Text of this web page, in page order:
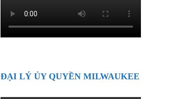
ĐẠI LÝ ỦY QUYỀN MILWAUKEE